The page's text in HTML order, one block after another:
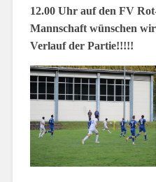
12.00 Uhr auf den FV
Mannschaft wünschen
Verlauf der Partie!!!!!